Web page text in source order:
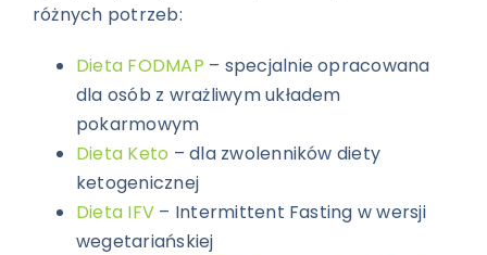
różnych potrzeb:
Dieta FODMAP – specjalnie opracowana
dla osób z wrażliwym układem
pokarmowym
Dieta Keto – dla zwolenników diety
ketogenicznej
Dieta IFV – Intermittent Fasting w wersji
wegetariańskiej